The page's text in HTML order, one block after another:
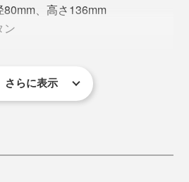
ているので、ビールの黄金色や
、高さ136mm
ン
品1回のみ、内容や方法の詳細は
照）
（車などを洗うような）に中性
さい
さらに表示